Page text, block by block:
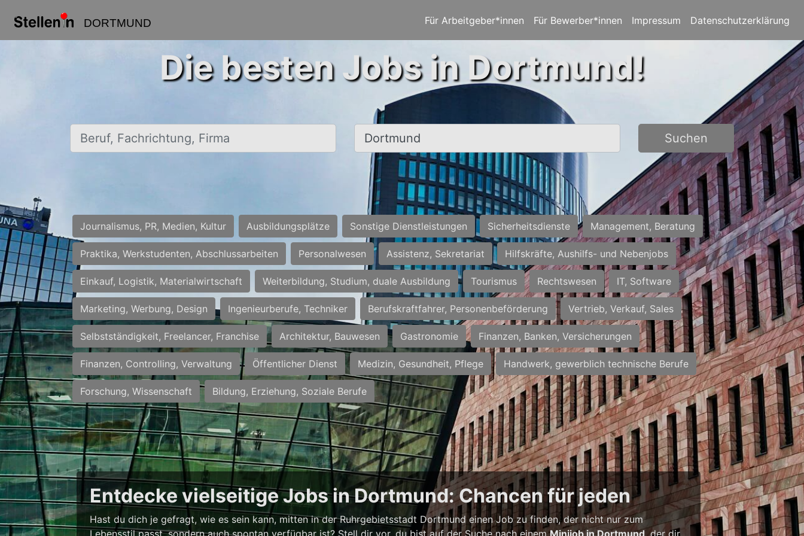
DORTMUND Für Arbeitgeber*innen Für Bewerber*innen Impressum Datenschutzerklärung
Die besten Jobs in Dortmund!
Beruf, Fachrichtung, Firma Ort, Stadt Suchen
Journalismus, PR, Medien, Kultur Ausbildungsplätze Sonstige Dienstleistungen Sicherheitsdienste Management, Beratung
Praktika, Werkstudenten, Abschlussarbeiten Personalwesen Assistenz, Sekretariat Hilfskräfte, Aushilfs- und Nebenjobs
Einkauf, Logistik, Materialwirtschaft Weiterbildung, Studium, duale Ausbildung Tourismus Rechtswesen IT, Software
Marketing, Werbung, Design Ingenieurberufe, Techniker Berufskraftfahrer, Personenbeförderung Vertrieb, Verkauf, Sales
Selbstständigkeit, Freelancer, Franchise Architektur, Bauwesen Gastronomie Finanzen, Banken, Versicherungen
Finanzen, Controlling, Verwaltung Öffentlicher Dienst Medizin, Gesundheit, Pflege Handwerk, gewerblich technische Berufe
Forschung, Wissenschaft Bildung, Erziehung, Soziale Berufe
Entdecke vielseitige Jobs in Dortmund: Chancen für jeden
Hast du dich je gefragt, wie es sein kann, mitten in der Ruhrgebietsstadt Dortmund einen Job zu finden, der nicht nur zum